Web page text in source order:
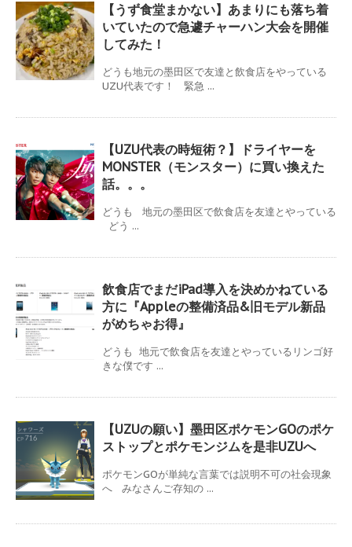
【うず食堂まかない】あまりにも落ち着
いていたので急遽チャーハン大会を開催
してみた！
どうも地元の墨田区で友達と飲食店をやっている
UZU代表です！ 緊急 ...
【UZU代表の時短術？】ドライヤーを
MONSTER（モンスター）に買い換えた
話。。。
どうも 地元の墨田区で飲食店を友達とやっている
どう ...
飲食店でまだiPad導入を決めかねている
方に『Appleの整備済品&旧モデル新品
がめちゃお得』
どうも 地元で飲食店を友達とやっているリンゴ好
きな僕です ...
【UZUの願い】墨田区ポケモンGOのポケ
ストップとポケモンジムを是非UZUへ
ポケモンGOが単純な言葉では説明不可の社会現象
へ みなさんご存知の ...